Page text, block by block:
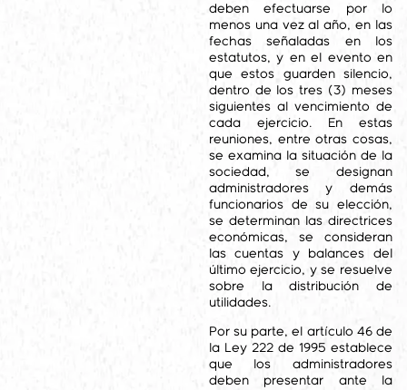
deben efectuarse por lo
menos una vez al año, en las
fechas señaladas en los
estatutos, y en el evento en
que estos guarden silencio,
dentro de los tres (3) meses
siguientes al vencimiento de
cada ejercicio. En estas
reuniones, entre otras cosas,
se examina la situación de la
sociedad, se designan
administradores y demás
funcionarios de su elección,
se determinan las directrices
económicas, se consideran
las cuentas y balances del
último ejercicio, y se resuelve
sobre la distribución de
utilidades.
Por su parte, el artículo 46 de
la Ley 222 de 1995 establece
que los administradores
deben presentar ante la